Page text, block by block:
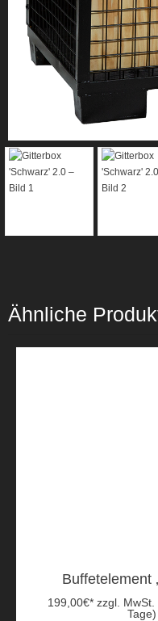
Ähnliche
Buffetelement
199,00€* zzgl.
Tage)